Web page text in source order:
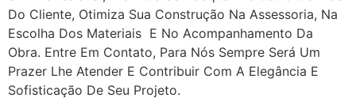
Do Cliente, Otimiza Sua Construção Na Assessoria, Na
Escolha Dos Materiais E No Acompanhamento Da
Obra. Entre Em Contato, Para Nós Sempre Será Um
Prazer Lhe Atender E Contribuir Com A Elegância E
Sofisticação De Seu Projeto.